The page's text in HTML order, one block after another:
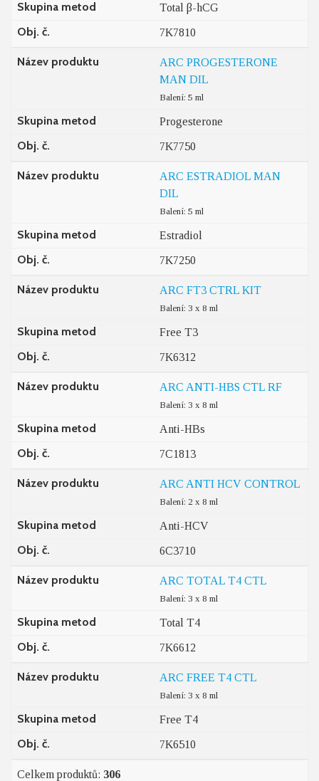
Skupina metod Total β-hCG
Obj. č. 7K7810
Název produktu
ARC PROGESTERONE
MAN DIL
Balení: 5 ml
Skupina metod Progesterone
Obj. č. 7K7750
Název produktu
ARC ESTRADIOL MAN
DIL
Balení: 5 ml
Skupina metod Estradiol
Obj. č. 7K7250
Název produktu ARC FT3 CTRL KIT
Balení: 3 x 8 ml
Skupina metod Free T3
Obj. č. 7K6312
Název produktu ARC ANTI-HBS CTL RF
Balení: 3 x 8 ml
Skupina metod Anti-HBs
Obj. č. 7C1813
Název produktu ARC ANTI HCV CONTROL
Balení: 2 x 8 ml
Skupina metod Anti-HCV
Obj. č. 6C3710
Název produktu ARC TOTAL T4 CTL
Balení: 3 x 8 ml
Skupina metod Total T4
Obj. č. 7K6612
Název produktu ARC FREE T4 CTL
Balení: 3 x 8 ml
Skupina metod Free T4
Obj. č. 7K6510
Celkem produktů: 306